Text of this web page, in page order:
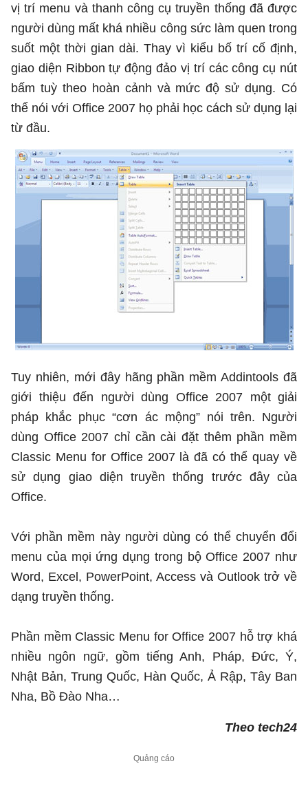
vị trí menu và thanh công cụ truyền thống đã được
người dùng mất khá nhiều công sức làm quen trong
suốt một thời gian dài. Thay vì kiểu bố trí cố định,
giao diện Ribbon tự động đảo vị trí các công cụ nút
bấm tuỳ theo hoàn cảnh và mức độ sử dụng. Có
thể nói với Office 2007 họ phải học cách sử dụng lại
từ đầu.
Tuy nhiên, mới đây hãng phần mềm Addintools đã
giới thiệu đến người dùng Office 2007 một giải
pháp khắc phục “cơn ác mộng” nói trên. Người
dùng Office 2007 chỉ cần cài đặt thêm phần mềm
Classic Menu for Office 2007 là đã có thể quay về
sử dụng giao diện truyền thống trước đây của
Office.
Với phần mềm này người dùng có thể chuyển đổi
menu của mọi ứng dụng trong bộ Office 2007 như
Word, Excel, PowerPoint, Access và Outlook trở về
dạng truyền thống.
Phần mềm Classic Menu for Office 2007 hỗ trợ khá
nhiều ngôn ngữ, gồm tiếng Anh, Pháp, Đức, Ý,
Nhật Bản, Trung Quốc, Hàn Quốc, Ả Rập, Tây Ban
Nha, Bồ Đào Nha…
Theo tech24